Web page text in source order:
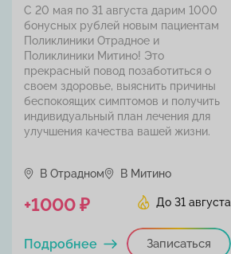
С 20 мая по 31 августа дарим 1000
бонусных рублей новым пациентам
Поликлиники Отрадное и
Поликлиники Митино! Это
прекрасный повод позаботиться о
своем здоровье, выяснить причины
беспокоящих симптомов и получить
индивидуальный план лечения для
улучшения качества вашей жизни.
В Отрадном В Митино
До 31 августа
+1000 ₽
Записаться
Подробнее